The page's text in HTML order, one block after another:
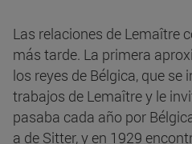
Las relaciones de Lemaître
más tarde. La primera
los reyes de Bélgica, que se
trabajos de Lemaître y le
pasaba cada año por
a de Sitter, y en 1929